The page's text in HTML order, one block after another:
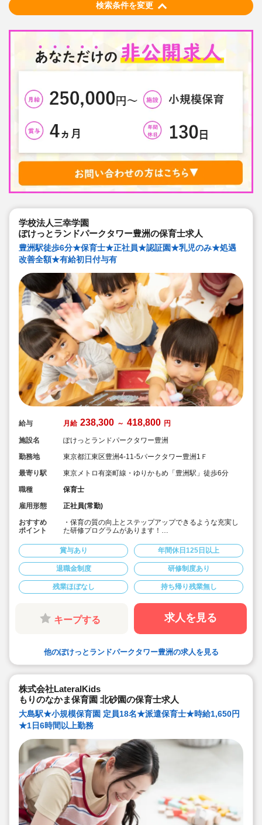
検索条件を変更
学校法人三幸学園
ぽけっとランドパークタワー豊洲の保育士求人
豊洲駅徒歩6分★保育士★正社員★認証園★乳児のみ★処遇
改善全額★有給初日付与有
給与 月給 238,300 ～ 418,800 円
施設名
ぽけっとランドパークタワー豊洲
勤務地
東京都江東区豊洲4-11-5パークタワー豊洲1Ｆ
最寄り駅
東京メトロ有楽町線・ゆりかもめ「豊洲駅」徒歩6分
職種
保育士
雇用形態
正社員(常勤)
おすすめ
ポイント
・保育の質の向上とステップアップできるような充実し
た研修プログラムがあります！
ースを広くとり、天候がよければ外遊びを多く取り入れ
ています！
・ 年間休日数130日(有給休暇は初日から支給されます）
・ 処遇改善手当を全額還元しています
・ 住宅手当最大４万円支給（条件あり）
・社員寮あり
・ 産休・育休取得率100％です。取得し易い環境です
・引っ越し代支給（4月入社：関東圏内一律5万/関東外10
・帰省手当（上限5万円×年2回）もあり。連休をとって
リフレッシュして勤務出来ます
ています。
・キャリアチャレンジも可能です。オープニング園やコ
ンセプトの異なる園へ異動可能！（配属から1年以上経過
後、自分が希望する園に転勤希望が出せます）
賞与あり 年間休日125日以上
退職金制度 研修制度あり
残業ほぼなし 持ち帰り残業無し
キープする 求人を見る
他のぽけっとランドパークタワー豊洲の求人を見る
株式会社LateralKids
もりのなかま保育園 北砂園の保育士求人
大島駅★小規模保育園 定員18名★派遣保育士★時給1,650円
★1日6時間以上勤務